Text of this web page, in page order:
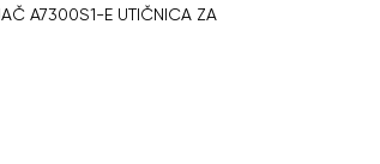
A7300S1-E UTIČNICA ZA